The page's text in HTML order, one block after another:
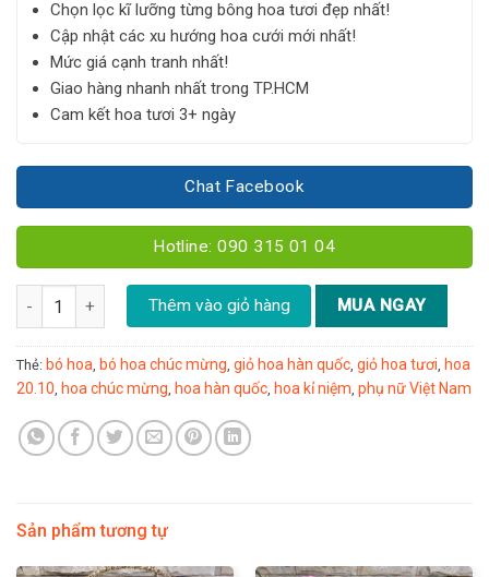
Chọn lọc kĩ lưỡng từng bông hoa tươi đẹp nhất!
Cập nhật các xu hướng hoa cưới mới nhất!
Mức giá cạnh tranh nhất!
Giao hàng nhanh nhất trong TP.HCM
Cam kết hoa tươi 3+ ngày
Chat Facebook
Hotline: 090 315 01 04
Bó cẩm tú cầu mix – B80 số lượng
Thêm vào giỏ hàng MUA NGAY
Thẻ: bó hoa, bó hoa chúc mừng, giỏ hoa hàn quốc, giỏ hoa tươi, hoa
20.10, hoa chúc mừng, hoa hàn quốc, hoa kỉ niệm, phụ nữ Việt Nam
Sản phẩm tương tự